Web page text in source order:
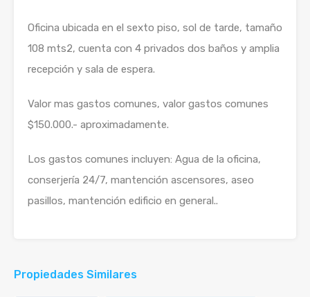
Oficina ubicada en el sexto piso, sol de tarde, tamaño
108 mts2, cuenta con 4 privados dos baños y amplia
recepción y sala de espera.
Valor mas gastos comunes, valor gastos comunes
$150.000.- aproximadamente.
Los gastos comunes incluyen: Agua de la oficina,
conserjería 24/7, mantención ascensores, aseo
pasillos, mantención edificio en general..
Propiedades Similares